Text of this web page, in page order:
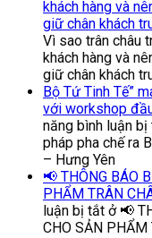
khách hàng và
giữ chân khách
Vì sao trân châu
khách hàng và
giữ chân khách
Bộ Tứ Tinh Tế”
với workshop
năng bình luận bị
pháp pha chế ra
– Hưng Yên
📢 THÔNG BÁO
PHẨM TRÂN
luận bị tắt ở 📢
CHO SẢN PHẨM